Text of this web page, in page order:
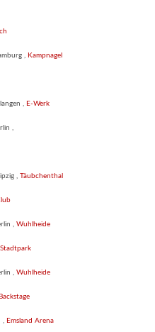
, Kampnagel
, E-Werk
,
, Täubchenthal
, Wuhlheide
Stadtpark
, Wuhlheide
Backstage
, Emsland Arena